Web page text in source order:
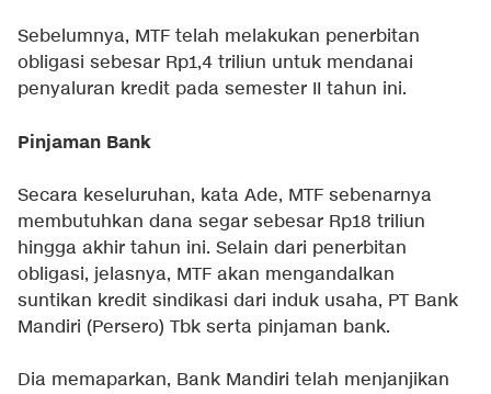
Sebelumnya, MTF telah melakukan penerbitan
obligasi sebesar Rp1,4 triliun untuk mendanai
penyaluran kredit pada semester II tahun ini.
Pinjaman Bank
Secara keseluruhan, kata Ade, MTF sebenarnya
membutuhkan dana segar sebesar Rp18 triliun
hingga akhir tahun ini. Selain dari penerbitan
obligasi, jelasnya, MTF akan mengandalkan
suntikan kredit sindikasi dari induk usaha, PT Bank
Mandiri (Persero) Tbk serta pinjaman bank.
Dia memaparkan, Bank Mandiri telah menjanjikan